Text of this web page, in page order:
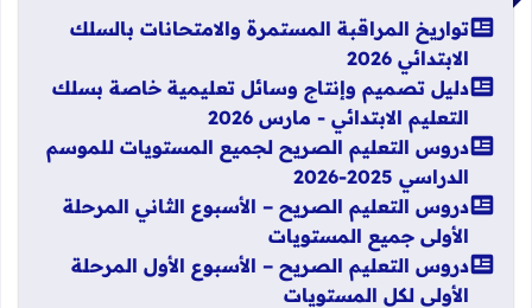
تواريخ المراقبة المستمرة والامتحانات بالسلك
الابتدائي 2026
دليل تصميم وإنتاج وسائل تعليمية خاصة بسلك
التعليم الابتدائي - مارس 2026
دروس التعليم الصريح لجميع المستويات للموسم
الدراسي 2025-2026
دروس التعليم الصريح – الأسبوع الثاني المرحلة
الأولى جميع المستويات
دروس التعليم الصريح – الأسبوع الأول المرحلة
الأولى لكل المستويات